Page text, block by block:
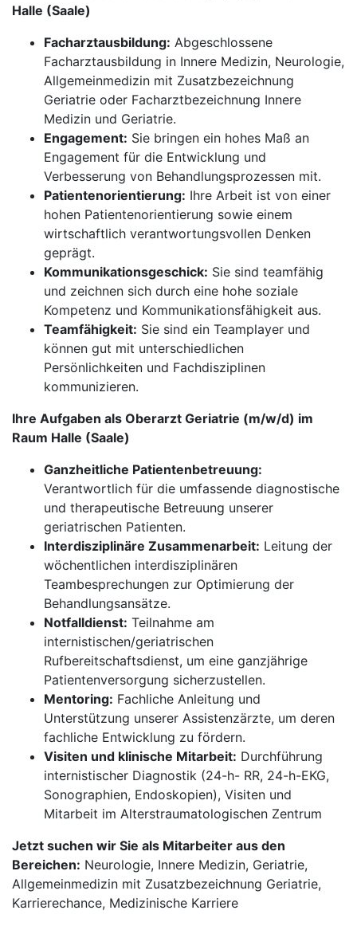
Halle (Saale)
Facharztausbildung: Abgeschlossene
Facharztausbildung in Innere Medizin, Neurologie,
Allgemeinmedizin mit Zusatzbezeichnung
Geriatrie oder Facharztbezeichnung Innere
Medizin und Geriatrie.
Engagement: Sie bringen ein hohes Maß an
Engagement für die Entwicklung und
Verbesserung von Behandlungsprozessen mit.
Patientenorientierung: Ihre Arbeit ist von einer
hohen Patientenorientierung sowie einem
wirtschaftlich verantwortungsvollen Denken
geprägt.
Kommunikationsgeschick: Sie sind teamfähig
und zeichnen sich durch eine hohe soziale
Kompetenz und Kommunikationsfähigkeit aus.
Teamfähigkeit: Sie sind ein Teamplayer und
können gut mit unterschiedlichen
Persönlichkeiten und Fachdisziplinen
kommunizieren.
Ihre Aufgaben als Oberarzt Geriatrie (m/w/d) im
Raum Halle (Saale)
Ganzheitliche Patientenbetreuung:
Verantwortlich für die umfassende diagnostische
und therapeutische Betreuung unserer
geriatrischen Patienten.
Interdisziplinäre Zusammenarbeit: Leitung der
wöchentlichen interdisziplinären
Teambesprechungen zur Optimierung der
Behandlungsansätze.
Notfalldienst: Teilnahme am
internistischen/geriatrischen
Rufbereitschaftsdienst, um eine ganzjährige
Patientenversorgung sicherzustellen.
Mentoring: Fachliche Anleitung und
Unterstützung unserer Assistenzärzte, um deren
fachliche Entwicklung zu fördern.
Visiten und klinische Mitarbeit: Durchführung
internistischer Diagnostik (24-h- RR, 24-h-EKG,
Sonographien, Endoskopien), Visiten und
Mitarbeit im Alterstraumatologischen Zentrum
Jetzt suchen wir Sie als Mitarbeiter aus den
Bereichen: Neurologie, Innere Medizin, Geriatrie,
Allgemeinmedizin mit Zusatzbezeichnung Geriatrie,
Karrierechance, Medizinische Karriere